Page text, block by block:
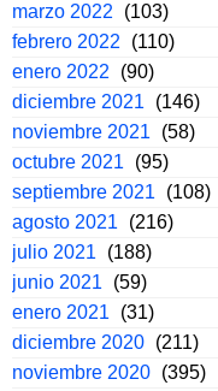
marzo 2022
(103)
febrero 2022
(110)
enero 2022
(90)
diciembre 2021
(146)
noviembre 2021
(58)
octubre 2021
(95)
septiembre 2021
(108)
agosto 2021
(216)
julio 2021
(188)
junio 2021
(59)
enero 2021
(31)
diciembre 2020 (211)
noviembre 2020 (395)